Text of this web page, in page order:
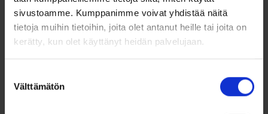
sivustoamme. Kumppanimme voivat yhdistää näitä
tietoja muihin tietoihin, joita olet antanut heille tai joita on
kerätty, kun olet käyttänyt heidän palvelujaan.
valinta
Välttämätön
analysis and
website
optimization.
tk_qs WordPress.com
Registers
data on
behaviour.